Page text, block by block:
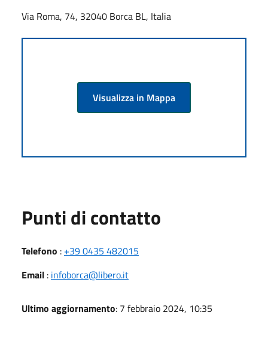
Via Roma, 74, 32040 Borca BL, Italia
Visualizza in Mappa
Punti di contatto
Telefono : +39 0435 482015
Email : infoborca@libero.it
Ultimo aggiornamento: 7 febbraio 2024, 10:35